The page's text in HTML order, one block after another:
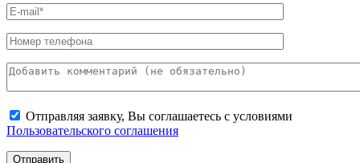
Отправляя заявку, Вы соглашаетесь с условиями
Пользовательского соглашения